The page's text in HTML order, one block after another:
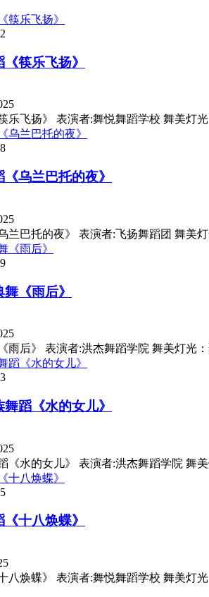
筷乐飞扬》
乐飞扬》 表演者:舞悦舞蹈学校 舞美灯
乌兰巴托的夜》
兰巴托的夜》 表演者:飞扬舞蹈团 舞美
《雨后》
雨后》 表演者:洪杰舞蹈学院 舞美灯光
蹈《水的女儿》
《水的女儿》 表演者:洪杰舞蹈学院 舞
十八焕蝶》
八焕蝶》 表演者:舞悦舞蹈学校 舞美灯